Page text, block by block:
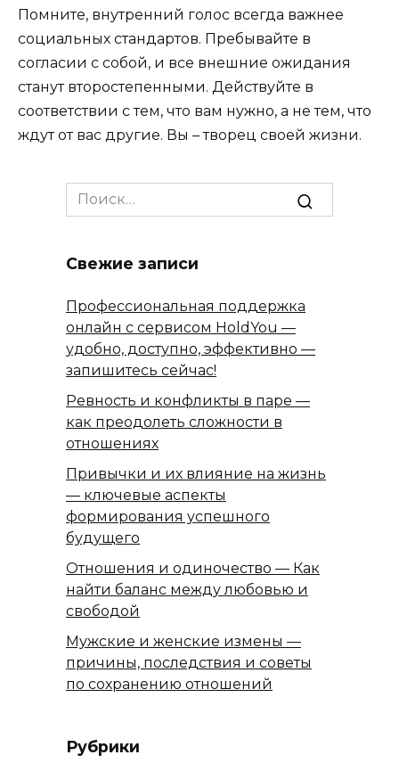
Помните, внутренний голос всегда важнее
социальных стандартов. Пребывайте в
согласии с собой, и все внешние ожидания
станут второстепенными. Действуйте в
соответствии с тем, что вам нужно, а не тем, что
ждут от вас другие. Вы – творец своей жизни.
Search
for:
Свежие записи
Профессиональная поддержка
онлайн с сервисом HoldYou —
удобно, доступно, эффективно —
запишитесь сейчас!
Ревность и конфликты в паре —
как преодолеть сложности в
отношениях
Привычки и их влияние на жизнь
— ключевые аспекты
формирования успешного
будущего
Отношения и одиночество — Как
найти баланс между любовью и
свободой
Мужские и женские измены —
причины, последствия и советы
по сохранению отношений
Рубрики